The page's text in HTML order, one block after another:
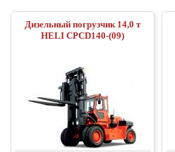
Дизельный погрузчик 14,0 т
HELI CPCD140-(09)